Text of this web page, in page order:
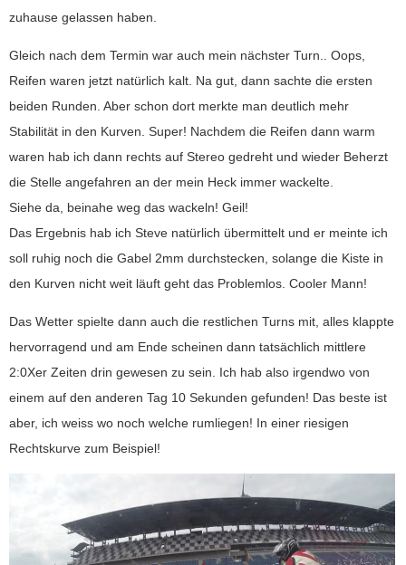
zuhause gelassen haben.
Gleich nach dem Termin war auch mein nächster Turn.. Oops,
Reifen waren jetzt natürlich kalt. Na gut, dann sachte die ersten
beiden Runden. Aber schon dort merkte man deutlich mehr
Stabilität in den Kurven. Super! Nachdem die Reifen dann warm
waren hab ich dann rechts auf Stereo gedreht und wieder Beherzt
die Stelle angefahren an der mein Heck immer wackelte.
Siehe da, beinahe weg das wackeln! Geil!
Das Ergebnis hab ich Steve natürlich übermittelt und er meinte ich
soll ruhig noch die Gabel 2mm durchstecken, solange die Kiste in
den Kurven nicht weit läuft geht das Problemlos. Cooler Mann!
Das Wetter spielte dann auch die restlichen Turns mit, alles klappte
hervorragend und am Ende scheinen dann tatsächlich mittlere
2:0Xer Zeiten drin gewesen zu sein. Ich hab also irgendwo von
einem auf den anderen Tag 10 Sekunden gefunden! Das beste ist
aber, ich weiss wo noch welche rumliegen! In einer riesigen
Rechtskurve zum Beispiel!